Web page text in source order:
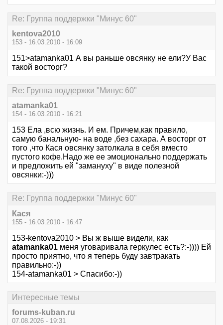
Re: Группа поддержки "Минус 60"
kentova2010
153 - 16.03.2010 - 16:09
151>atamanka01 А вы раньше овсянку не ели?У Вас
такой восторг?
Re: Группа поддержки "Минус 60"
atamanka01
154 - 16.03.2010 - 16:21
153 Ела ,всю жизнь. И ем. Причем,как правило,
самую банальную- на воде ,без сахара. А восторг от
того ,что Кася овсянку затолкала в себя вместо
пустого кофе.Надо же ее эмоционально поддержать
и предложить ей "замануху" в виде полезной
овсянки:-)))
Re: Группа поддержки "Минус 60"
Кася
155 - 16.03.2010 - 16:47
153-kentova2010 > Вы ж выше видели, как
atamanka01 меня уговаривала геркулес есть?:-)))) Ей
просто приятно, что я теперь буду завтракать
правильно:-))
154-atamanka01 > Спасибо:-))
Интересные темы
forums-kuban.ru
07.08.2026 - 19:31